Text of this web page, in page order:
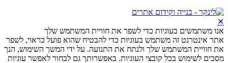
✕
אנו משתמשים בעוגיות כדי לשפר את חוויית המשתמש שלך
אתר אינטרנט זה משתמש בעוגיות כדי להבטיח שהוא פועל כראוי, לשפר
את חוויית המשתמש שלך ולנתח את התנועה. על ידי המשך השימוש, הנך
מסכים לשימוש בכל קובצי העוגיות. באפשרותך גם לבחור לאפשר עוגיות